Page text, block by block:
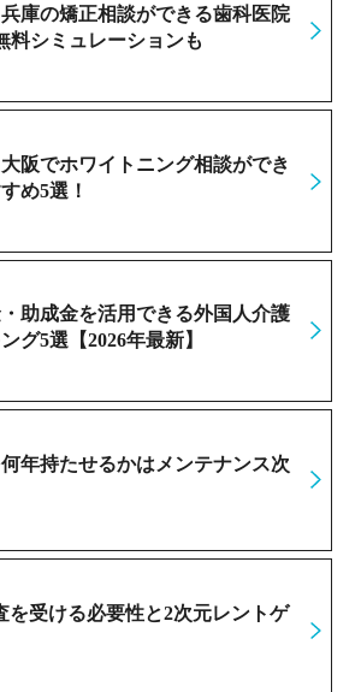
兵庫の矯正相談ができる歯科医院
料シミュレーションも
大阪でホワイトニング相談ができ
め5選！
助成金を活用できる外国人介護
グ5選【2026年最新】
年持たせるかはメンテナンス次
を受ける必要性と2次元レントゲ